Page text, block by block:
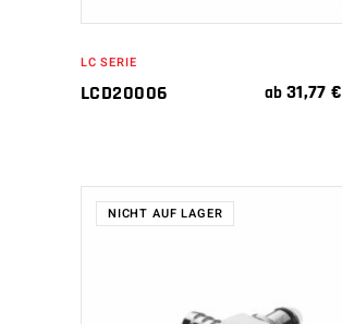
LC SERIE
LCD20006 ab 31,77€
NICHT AUF LAGER